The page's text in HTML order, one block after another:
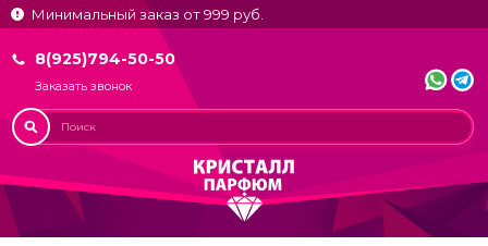
Минимальный заказ от 999 руб.
8(925)794-50-50
Заказать звонок